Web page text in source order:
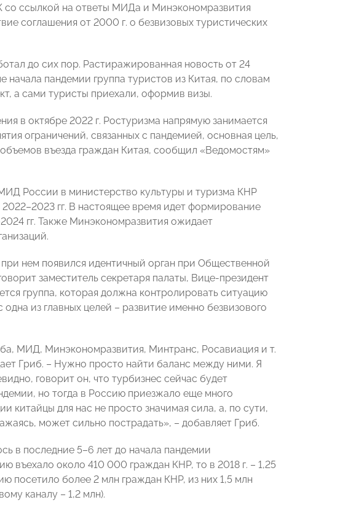
со ссылкой на ответы МИДа и Минэкономразвития
соглашения от 2000 г. о безвизовых туристических
до сих пор. Растиражированная новость от 24
пандемии группа туристов из Китая, по словам
а сами туристы приехали, оформив визы.
в октябре 2022 г. Ростуризма напрямую занимается
ограничений, связанных с пандемией, основная цель,
въезда граждан Китая, сообщил «Ведомостям»
России в министерство культуры и туризма КНР
гг. В настоящее время идет формирование
гг. Также Минэкономразвития ожидает
нем появился идентичный орган при Общественной
заместитель секретаря палаты, Вице-президент
группа, которая должна контролировать ситуацию
из главных целей – развитие именно безвизового
МИД, Минэкономразвития, Минтранс, Росавиация и т.
Гриб. – Нужно просто найти баланс между ними. Я
говорит он, что турбизнес сейчас будет
но тогда в Россию приезжало еще много
китайцы для нас не просто значимая сила, а, по сути,
может сильно пострадать», – добавляет Гриб.
в последние 5–6 лет до начала пандемии
въехало около 410 000 граждан КНР, то в 2018 г. – 1,25
посетило более 2 млн граждан КНР, из них 1,5 млн
каналу – 1,2 млн).